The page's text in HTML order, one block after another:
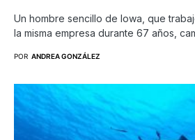
Un hombre sencillo de Iowa, que
la misma empresa durante 67 años,
POR ANDREA GONZÁLEZ